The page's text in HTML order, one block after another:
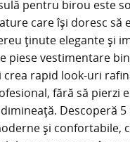
pentru birou este
care își doresc să
ținute elegante și
piese vestimentare
crea rapid look-uri
fără să pierzi
Descoperă
și confortabile,